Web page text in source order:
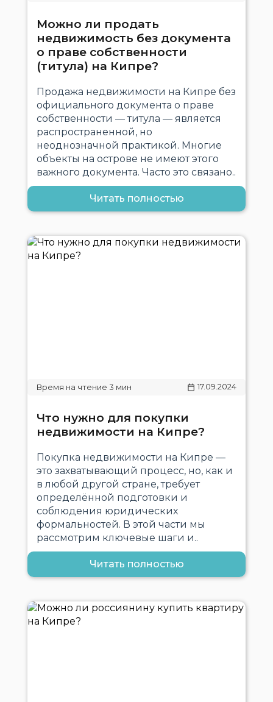
Можно ли продать
недвижимость без документа
о праве собственности
(титула) на Кипре?
Продажа недвижимости на Кипре без
официального документа о праве
собственности — титула — является
распространенной, но
неоднозначной практикой. Многие
объекты на острове не имеют этого
важного документа. Часто это связано..
Читать полностью
17.09.2024
Что нужно для покупки
недвижимости на Кипре?
Покупка недвижимости на Кипре —
это захватывающий процесс, но, как и
в любой другой стране, требует
определённой подготовки и
соблюдения юридических
формальностей. В этой части мы
рассмотрим ключевые шаги и..
Читать полностью